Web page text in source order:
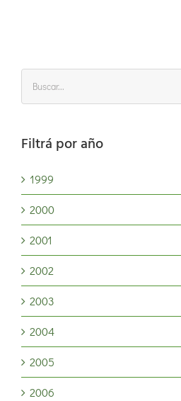
Buscar:
Filtrá por año
1999
2000
2001
2002
2003
2004
2005
2006